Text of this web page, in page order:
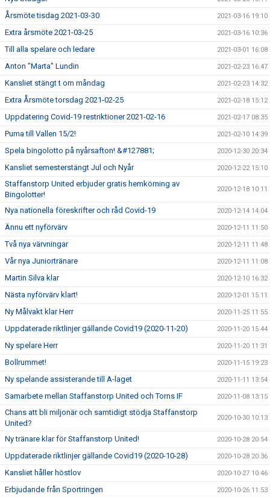
Årsmöte tisdag 2021-03-30 2021-03-16 19:10
Extra årsmöte 2021-03-25 2021-03-16 10:36
Till alla spelare och ledare 2021-03-01 16:08
Anton "Marta" Lundin 2021-02-23 16:47
Kansliet stängt t om måndag 2021-02-23 14:32
Extra Årsmöte torsdag 2021-02-25 2021-02-18 15:12
Uppdatering Covid-19 restriktioner 2021-02-16 2021-02-17 08:35
Puma till Vallen 15/2! 2021-02-10 14:39
Spela bingolotto på nyårsafton! &#127881; 2020-12-30 20:34
Kansliet semesterstängt Jul och Nyår 2020-12-22 15:10
Staffanstorp United erbjuder gratis hemkörning av
Bingolotter!
2020-12-18 10:11
Nya nationella föreskrifter och råd Covid-19 2020-12-14 14:04
Ännu ett nyförvärv 2020-12-11 11:50
Två nya värvningar 2020-12-11 11:48
Vår nya Juniortränare 2020-12-11 11:08
Martin Silva klar 2020-12-10 16:32
Nästa nyförvärv klart! 2020-12-01 15:11
Ny Målvakt klar Herr 2020-11-25 11:55
Uppdaterade riktlinjer gällande Covid19 (2020-11-20) 2020-11-20 15:44
Ny spelare Herr 2020-11-20 11:31
Bollrummet! 2020-11-15 19:23
Ny spelande assisterande till A-laget 2020-11-11 13:54
Samarbete mellan Staffanstorp United och Torns IF 2020-11-08 13:15
Chans att bli miljonär och samtidigt stödja Staffanstorp
United?
2020-10-30 10:13
Ny tränare klar för Staffanstorp United! 2020-10-28 20:54
Uppdaterade riktlinjer gällande Covid19 (2020-10-28) 2020-10-28 20:36
Kansliet håller höstlov 2020-10-27 10:46
Erbjudande från Sportringen 2020-10-26 11:53